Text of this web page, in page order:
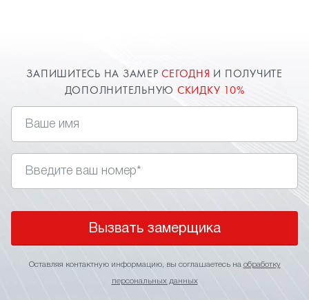
ЗАПИШИТЕСЬ НА ЗАМЕРСЕГОДНЯ И ПОЛУЧИТЕ
ДОПОЛНИТЕЛЬНУЮ СКИДКУ 10%
Вызвать замерщика
Оставляя контактную информацию, вы соглашаетесь на обработку
персональных данных